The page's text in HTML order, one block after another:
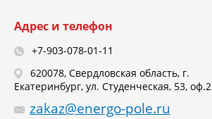
Адрес и телефон
+7-903-078-01-11
620078, Свердловская область, г.
Екатеринбург, ул. Студенческая, 53, оф.2
zakaz@energo-pole.ru